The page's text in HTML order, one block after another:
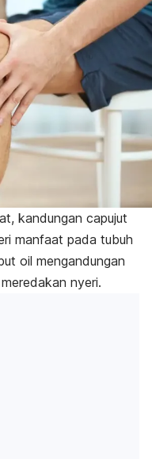
kandungan capujut
manfaat pada tubuh
oil mengandungan
nyeri.